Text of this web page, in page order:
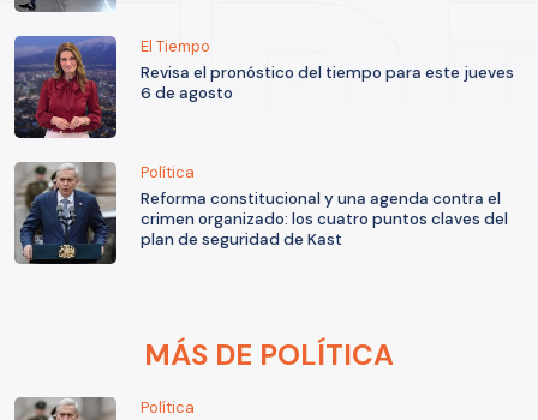
El Tiempo
Revisa el pronóstico del tiempo para este jueves
6 de agosto
Política
Reforma constitucional y una agenda contra el
crimen organizado: los cuatro puntos claves del
plan de seguridad de Kast
MÁS DE POLÍTICA
Política